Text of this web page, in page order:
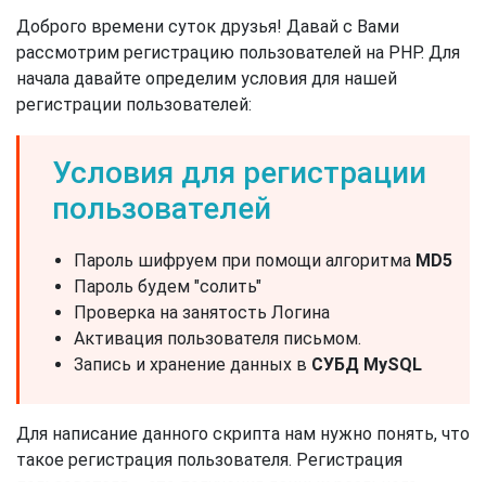
Доброго времени суток друзья! Давай с Вами
рассмотрим регистрацию пользователей на PHP. Для
начала давайте определим условия для нашей
регистрации пользователей:
Условия для регистрации
пользователей
Пароль шифруем при помощи алгоритма MD5
Пароль будем "солить"
Проверка на занятость Логина
Активация пользователя письмом.
Запись и хранение данных в СУБД MySQL
Для написание данного скрипта нам нужно понять, что
такое регистрация пользователя. Регистрация